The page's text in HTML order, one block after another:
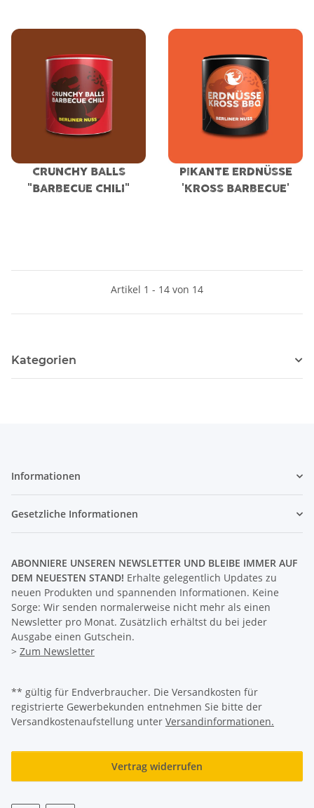
CRUNCHY BALLS
"BARBECUE CHILI"
PIKANTE ERDNÜSSE
'KROSS BARBECUE'
Artikel 1 - 14 von 14
Kategorien
Informationen
Gesetzliche Informationen
ABONNIERE UNSEREN NEWSLETTER UND BLEIBE IMMER AUF
DEM NEUESTEN STAND! Erhalte gelegentlich Updates zu
neuen Produkten und spannenden Informationen. Keine
Sorge: Wir senden normalerweise nicht mehr als einen
Newsletter pro Monat. Zusätzlich erhältst du bei jeder
Ausgabe einen Gutschein.
> Zum Newsletter
** gültig für Endverbraucher. Die Versandkosten für
registrierte Gewerbekunden entnehmen Sie bitte der
Versandkostenaufstellung unter Versandinformationen.
Vertrag widerrufen